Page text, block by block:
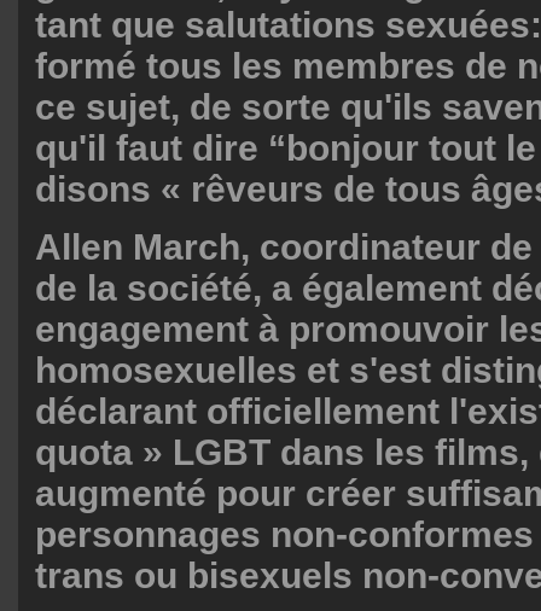
tant que salutations
formé tous les membres de
ce sujet, de sorte qu'ils
qu'il faut dire “bonjour tout
disons « rêveurs de tous
Allen March, coordinateur
de la société, a également
engagement à promouvoir
homosexuelles et s'est
déclarant officiellement
quota » LGBT dans les
augmenté pour créer
personnages non-conformes
trans ou bisexuels non-